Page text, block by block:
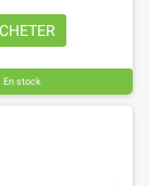
En stock